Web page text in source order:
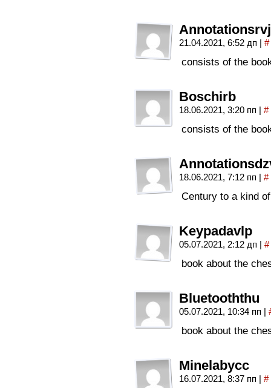
Annotationsrvj
21.04.2021, 6:52 дп | #
consists of the
Boschirb
18.06.2021, 3:20 пп | #
consists of the
18.06.2021, 7:12 пп | #
Century to a kind
Keypadavlp
05.07.2021, 2:12 дп | #
book about the
Bluetooththu
05.07.2021, 10:34 пп |
book about the
Minelabycc
16.07.2021, 8:37 пп | #